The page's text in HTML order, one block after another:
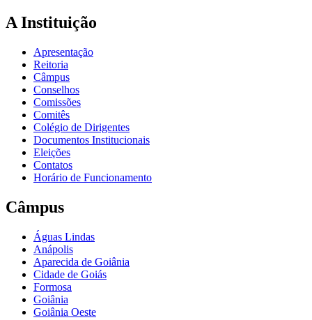
A Instituição
Apresentação
Reitoria
Câmpus
Conselhos
Comissões
Comitês
Colégio de Dirigentes
Documentos Institucionais
Eleições
Contatos
Horário de Funcionamento
Câmpus
Águas Lindas
Anápolis
Aparecida de Goiânia
Cidade de Goiás
Formosa
Goiânia
Goiânia Oeste